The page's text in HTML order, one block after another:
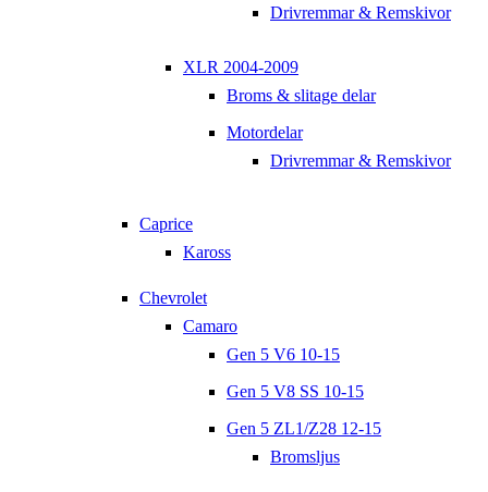
Drivremmar & Remskivor
XLR 2004-2009
Broms & slitage delar
Motordelar
Drivremmar & Remskivor
Caprice
Kaross
Chevrolet
Camaro
Gen 5 V6 10-15
Gen 5 V8 SS 10-15
Gen 5 ZL1/Z28 12-15
Bromsljus